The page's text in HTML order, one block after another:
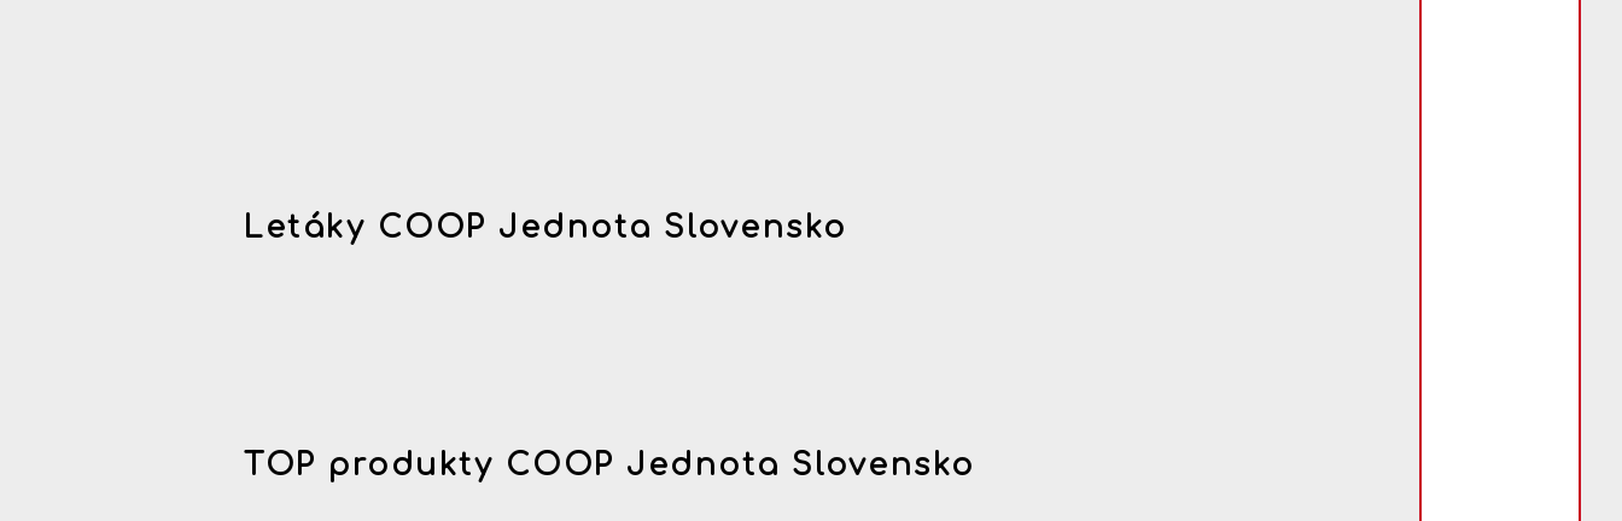
Letáky COOP Jednota Slovensko
TOP produkty COOP Jednota Slovensko